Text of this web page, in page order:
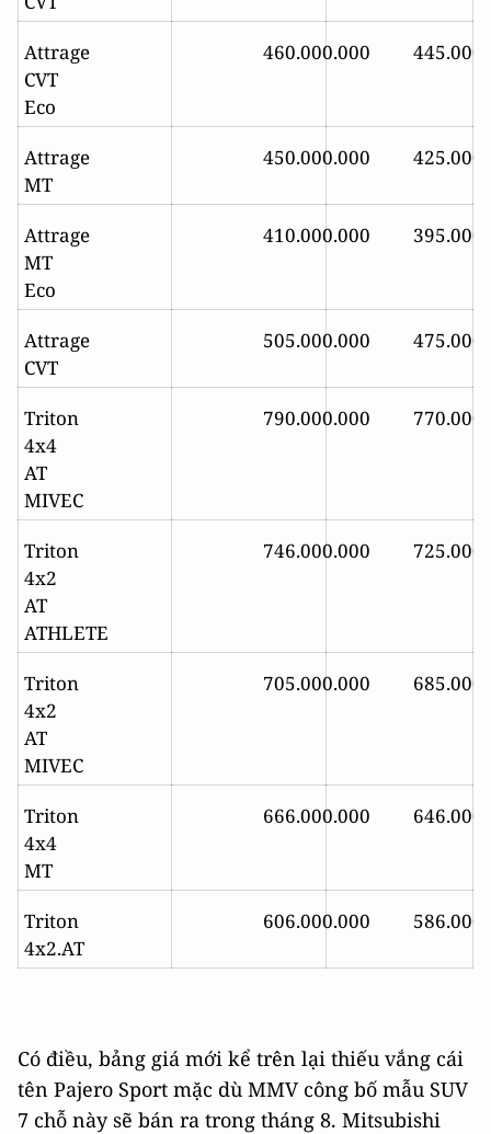
Attrage
CVT
Eco
460.000.000
Attrage
MT
450.000.000
Attrage
MT
Eco
410.000.000
Attrage
CVT
505.000.000
Triton
4x4
AT
MIVEC
790.000.000
Triton
4x2
AT
ATHLETE
746.000.000
Triton
4x2
AT
MIVEC
705.000.000
Triton
4x4
MT
666.000.000
Triton
4x2.AT
606.000.000
Có điều, bảng giá mới kể trên lại thiếu vắng cái
tên Pajero Sport mặc dù MMV công bố mẫu SUV
7 chỗ này sẽ bán ra trong tháng 8. Mitsubishi